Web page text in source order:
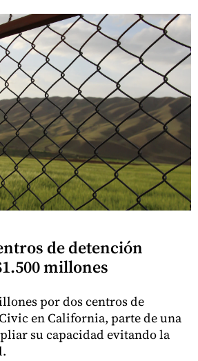
de detención
millones
por dos centros de
en California, parte de una
su capacidad evitando la